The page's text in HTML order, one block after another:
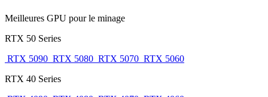
Meilleures GPU pour le minage
RTX 50 Series
RTX 5090 RTX 5080 RTX 5070 RTX 5060
RTX 40 Series